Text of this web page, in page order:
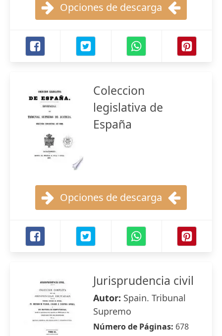
Opciones de descarga
Coleccion
legislativa de
España
Opciones de descarga
Jurisprudencia civil
Autor: Spain. Tribunal
Supremo
Número de Páginas: 678